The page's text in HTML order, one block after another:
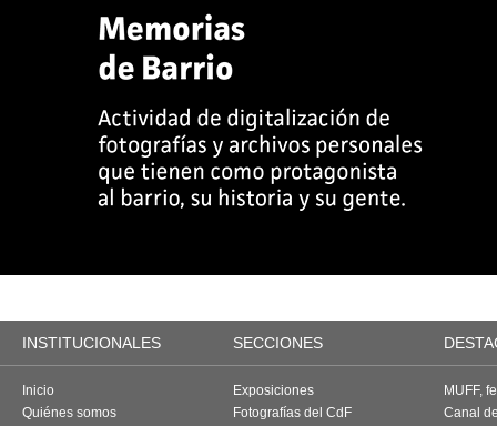
INSTITUCIONALES SECCIONES
Inicio
Quiénes somos
Exposiciones
Fotografías del CdF
MUFF,
Canal